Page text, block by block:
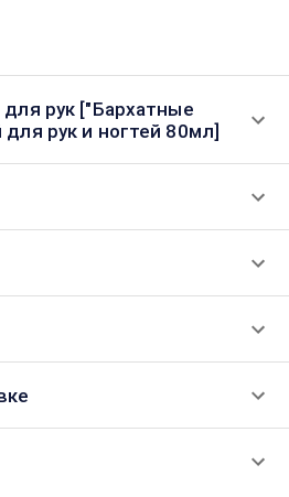
рук ["Бархатные
рук и ногтей 80мл]